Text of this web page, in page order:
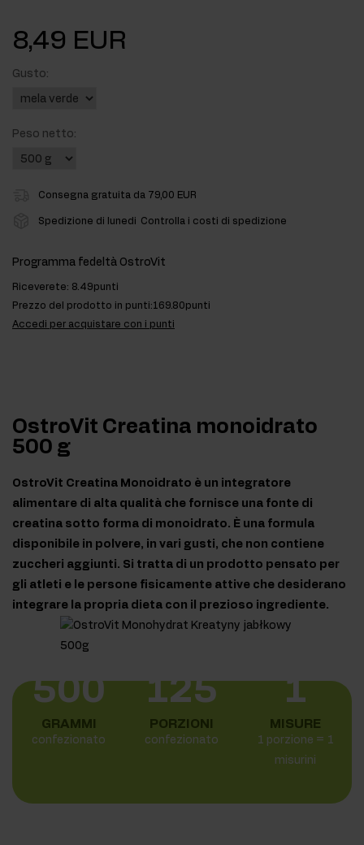
8,49 EUR
Gusto:
Peso netto:
Consegna gratuita da 79,00 EUR
Spedizione di lunedi Controlla i costi di spedizione
Programma fedeltà OstroVit
Riceverete: 8.49punti
Prezzo del prodotto in punti:169.80punti
Accedi per acquistare con i punti
OstroVit Creatina monoidrato
500 g
OstroVit Creatina Monoidrato è un integratore
alimentare di alta qualità che fornisce una fonte di
creatina sotto forma di monoidrato. È una formula
disponibile in polvere, in vari gusti, che non contiene
zuccheri aggiunti. Si tratta di un prodotto pensato per
gli atleti e le persone fisicamente attive che desiderano
integrare la propria dieta con il prezioso ingrediente.
500
GRAMMI
confezionato
125
PORZIONI
confezionato
1
MISURE
1 porzione = 1
misurini